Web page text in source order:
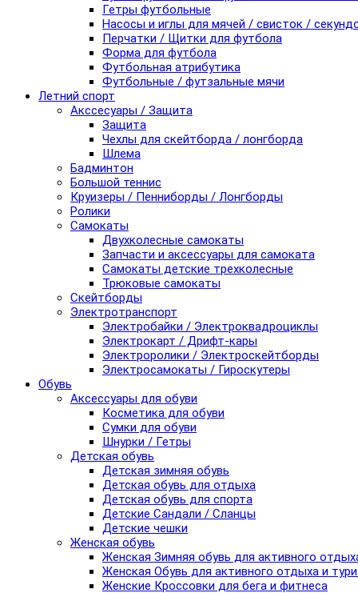
Гетры футбольные
Насосы и иглы для мячей / свисток /
Перчатки / Щитки для футбола
Форма для футбола
Футбольная атрибутика
Футбольные / футзальные мячи
Летний спорт
Акссесуары / Защита
Защита
Чехлы для скейтборда / лонгборда
Шлема
Бадминтон
Большой теннис
Круизеры / Пенниборды / Лонгборды
Ролики
Самокаты
Двухколесные самокаты
Запчасти и аксессуары для самоката
Самокаты детские трехколесные
Трюковые самокаты
Скейтборды
Электротранспорт
Электробайки / Электроквадроциклы
Электрокарт / Дрифт-кары
Электроролики / Электроскейтборды
Электросамокаты / Гироскутеры
Обувь
Аксессуары для обуви
Косметика для обуви
Сумки для обуви
Шнурки / Гетры
Детская обувь
Детская зимняя обувь
Детская обувь для отдыха
Детская обувь для спорта
Детские Сандали / Сланцы
Детские чешки
Женская обувь
Женская Зимняя обувь для активного
Женская Обувь для активного отдыха и
Женские Кроссовки для бега и фитнеса